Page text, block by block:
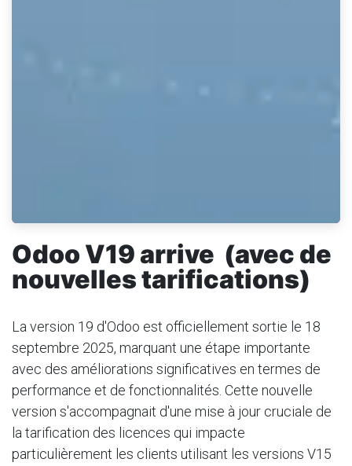
Odoo V19 arrive (avec de
nouvelles tarifications)
La version 19 d'Odoo est officiellement sortie le 18
septembre 2025, marquant une étape importante
avec des améliorations significatives en termes de
performance et de fonctionnalités. Cette nouvelle
version s'accompagnait d'une mise à jour cruciale de
la tarification des licences qui impacte
particulièrement les clients utilisant les versions V15